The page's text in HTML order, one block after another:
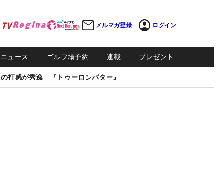
メルマガ登録 ログイン
ュース ゴルフ場予約 連載 プレゼント
打感が秀逸 『トゥーロンパター』